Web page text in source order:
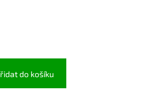
do košíku